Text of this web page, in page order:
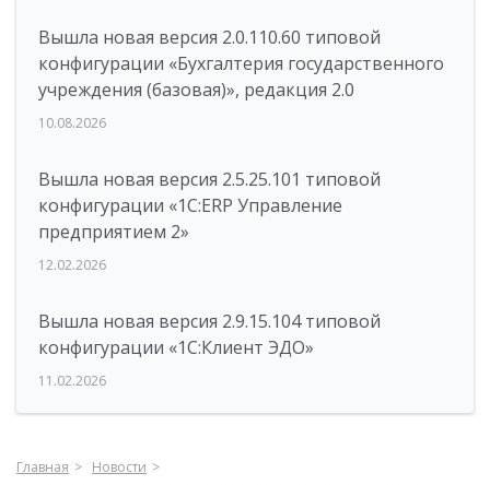
Вышла новая версия 2.0.110.60 типовой
конфигурации «Бухгалтерия государственного
учреждения (базовая)», редакция 2.0
10.08.2026
Вышла новая версия 2.5.25.101 типовой
конфигурации «1С:ERP Управление
предприятием 2»
12.02.2026
Вышла новая версия 2.9.15.104 типовой
конфигурации «1С:Клиент ЭДО»
11.02.2026
Главная
Новости